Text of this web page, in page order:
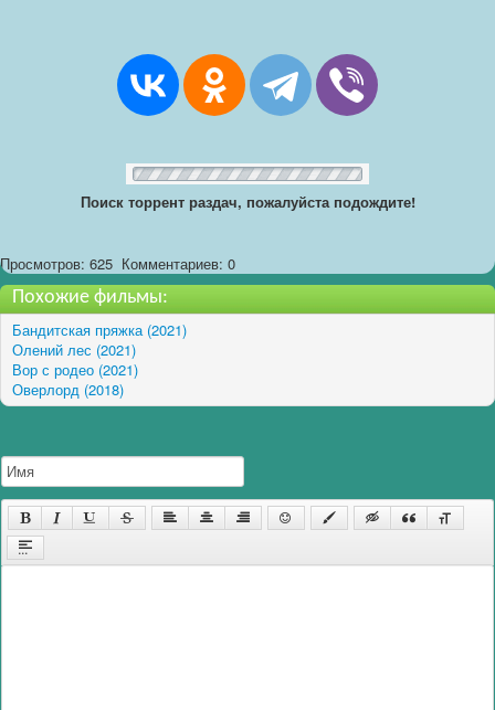
Поиск торрент раздач, пожалуйста подождите!
Просмотров: 625 Комментариев: 0
Похожие фильмы:
Бандитская пряжка (2021)
Олений лес (2021)
Вор с родео (2021)
Оверлорд (2018)